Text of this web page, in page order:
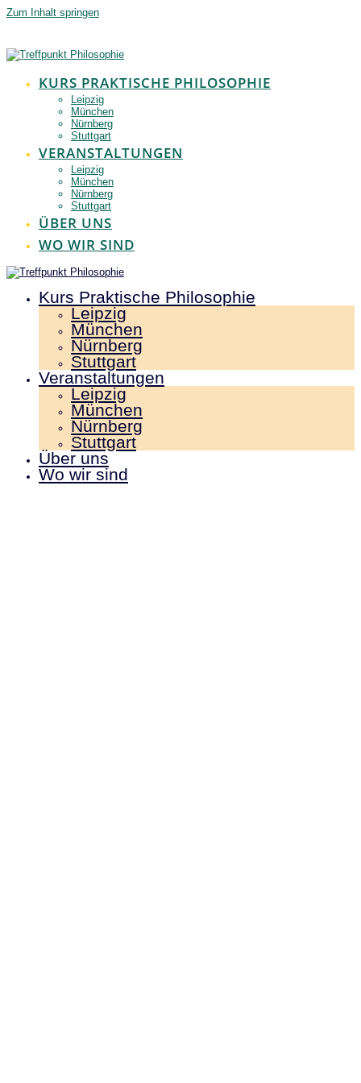
Zum Inhalt springen
KURS PRAKTISCHE PHILOSOPHIE
Leipzig
München
Nürnberg
Stuttgart
VERANSTALTUNGEN
Leipzig
München
Nürnberg
Stuttgart
ÜBER UNS
WO WIR SIND
Kurs Praktische Philosophie
Leipzig
München
Nürnberg
Stuttgart
Veranstaltungen
Leipzig
München
Nürnberg
Stuttgart
Über uns
Wo wir sind